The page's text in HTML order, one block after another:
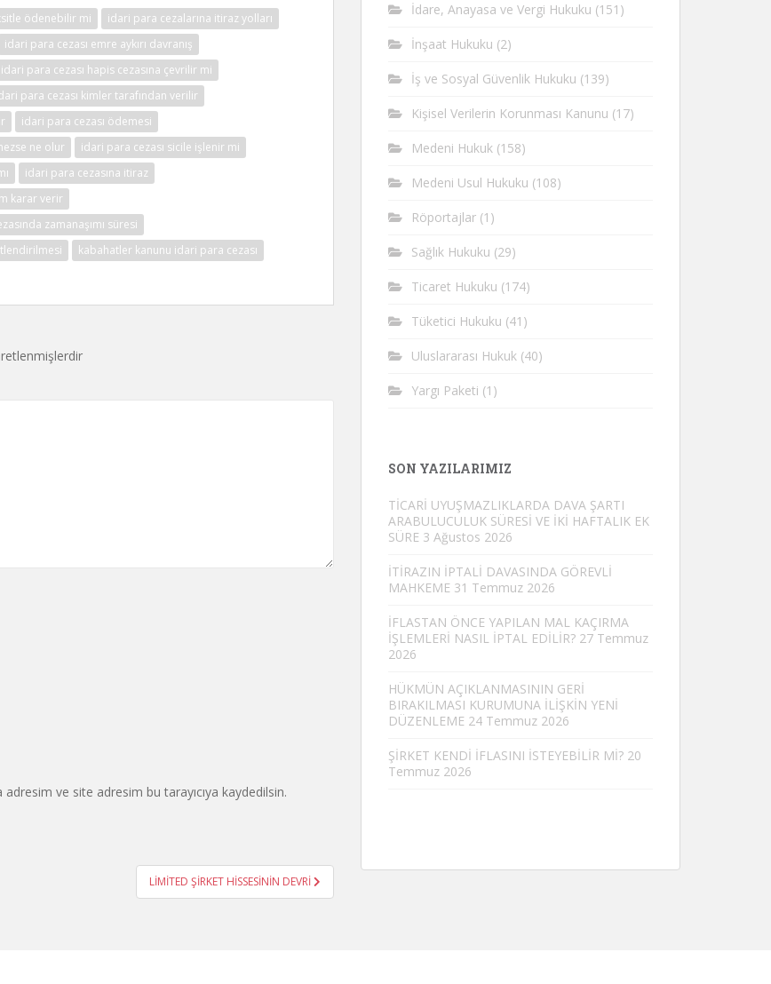
ödenebilir mi
idari para cezalarına itiraz yolları
idari para cezası emre aykırı davranış
idari para cezası hapis cezasına çevrilir mi
para cezası kimler tarafından verilir
idari para cezası ödemesi
ne olur
idari para cezası sicile işlenir mi
idari para cezasına itiraz
karar verir
zamanaşımı süresi
kabahatler kanunu idari para cezası
ve site adresim bu tarayıcıya kaydedilsin.
LİMİTED ŞİRKET HİSSESİNİN DEVRİ
İdare, Anayasa ve Vergi Hukuku (151)
İnşaat Hukuku (2)
İş ve Sosyal Güvenlik Hukuku (139)
Kişisel Verilerin Korunması Kanunu (17)
Medeni Hukuk (158)
Medeni Usul Hukuku (108)
Röportajlar (1)
Sağlık Hukuku (29)
Ticaret Hukuku (174)
Tüketici Hukuku (41)
Uluslararası Hukuk (40)
Yargı Paketi (1)
SON YAZILARIMIZ
TİCARİ UYUŞMAZLIKLARDA DAVA ŞARTI
ARABULUCULUK SÜRESİ VE İKİ HAFTALIK EK
SÜRE 3 Ağustos 2026
İTİRAZIN İPTALİ DAVASINDA GÖREVLİ
MAHKEME 31 Temmuz 2026
İFLASTAN ÖNCE YAPILAN MAL KAÇIRMA
İŞLEMLERİ NASIL İPTAL EDİLİR? 27 Temmuz
2026
HÜKMÜN AÇIKLANMASININ GERİ
BIRAKILMASI KURUMUNA İLİŞKİN YENİ
DÜZENLEME 24 Temmuz 2026
ŞİRKET KENDİ İFLASINI İSTEYEBİLİR Mİ? 20
Temmuz 2026